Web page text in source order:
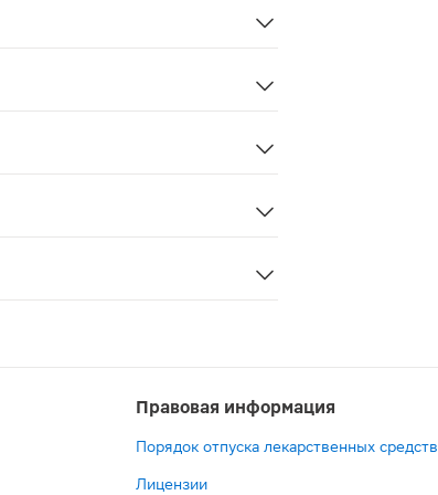
Правовая информация
Порядок отпуска лекарственных средств
Лицензии